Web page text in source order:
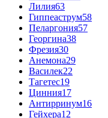
Лилия63
Гиппеаструм58
Пеларгония57
Георгина38
Фрезия30
Анемона29
Василек22
Тагетес19
Цинния17
Антирринум16
Гейхера12